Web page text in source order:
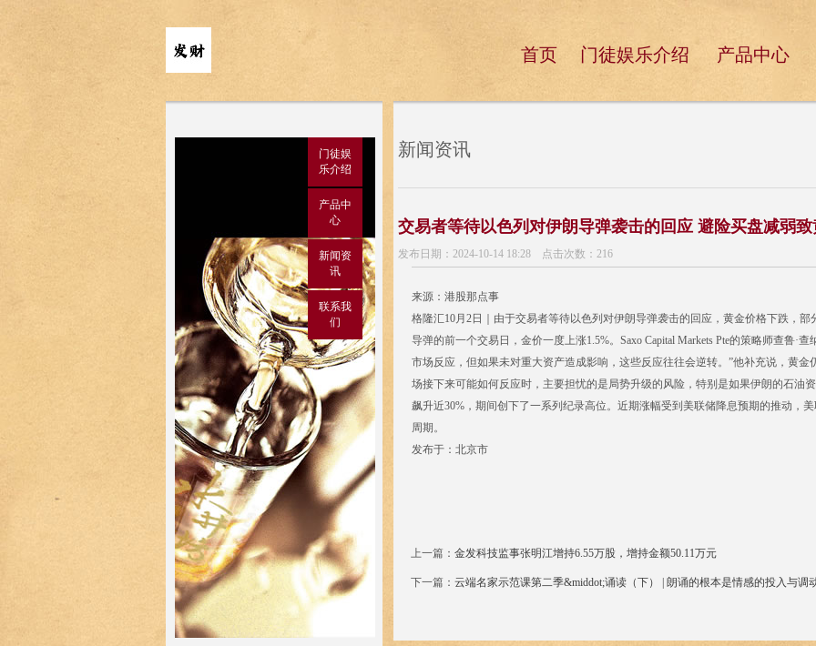
首页 门徒娱乐介绍 产品中心
新闻资讯
门徒娱
乐介绍
产品中
心
新闻资
讯
联系我
们
交易者等待以色列对伊朗导弹袭击的回应 避险买盘减弱
发布日期：2024-10-14 18:28 点击次数：216
来源：港股那点事
格隆汇10月2日｜由于交易者等待以色列对伊朗导弹袭击的回应，黄金价格下跌，
导弹的前一个交易日，金价一度上涨1.5%。Saxo Capital Markets Pte的策略师查鲁·
市场反应，但如果未对重大资产造成影响，这些反应往往会逆转。”他补充说，黄
场接下来可能如何反应时，主要担忧的是局势升级的风险，特别是如果伊朗的石油
飙升近30%，期间创下了一系列纪录高位。近期涨幅受到美联储降息预期的推动，
周期。
发布于：北京市
上一篇：金发科技监事张明江增持6.55万股，增持金额50.11万元
下一篇：云端名家示范课第二季&middot;诵读（下） | 朗诵的根本是情感的投入与调